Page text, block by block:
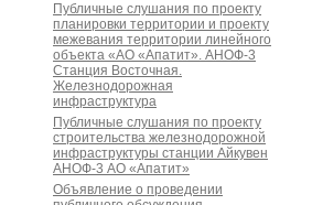
Публичные слушания по проекту
планировки территории и проекту
межевания территории линейного
объекта «АО «Апатит». АНОФ-3
Станция Восточная.
Железнодорожная
инфраструктура
Публичные слушания по проекту
строительства железнодорожной
инфраструктуры станции Айкувен
АНОФ-3 АО «Апатит»
Объявление о проведении